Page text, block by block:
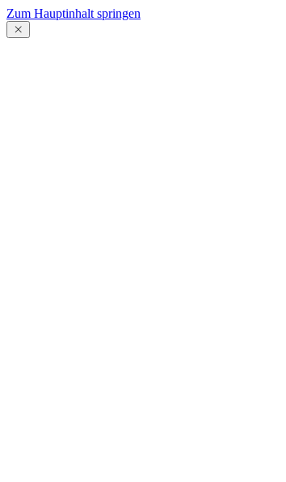
Zum Hauptinhalt springen
Menü
schließen